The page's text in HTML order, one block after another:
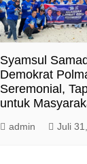
Syamsul
Demokrat
Seremonial,
untuk
admin Juli